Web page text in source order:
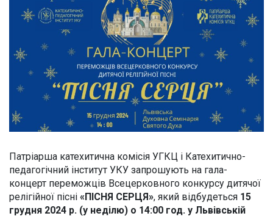
Патріарша катехитична комісія УГКЦ і Катехитично-
педагогічний інститут УКУ запрошують на гала-
концерт переможців Всецерковного конкурсу дитячої
релігійної пісні «ПІСНЯ СЕРЦЯ», який відбудеться 15
грудня 2024 р. (у неділю) о 14:00 год. у Львівській